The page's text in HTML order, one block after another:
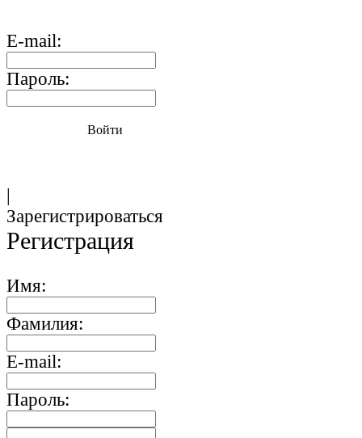
E-mail:
Пароль:
Войти
|
Зарегистрироваться
Регистрация
Имя:
Фамилия:
E-mail:
Пароль: